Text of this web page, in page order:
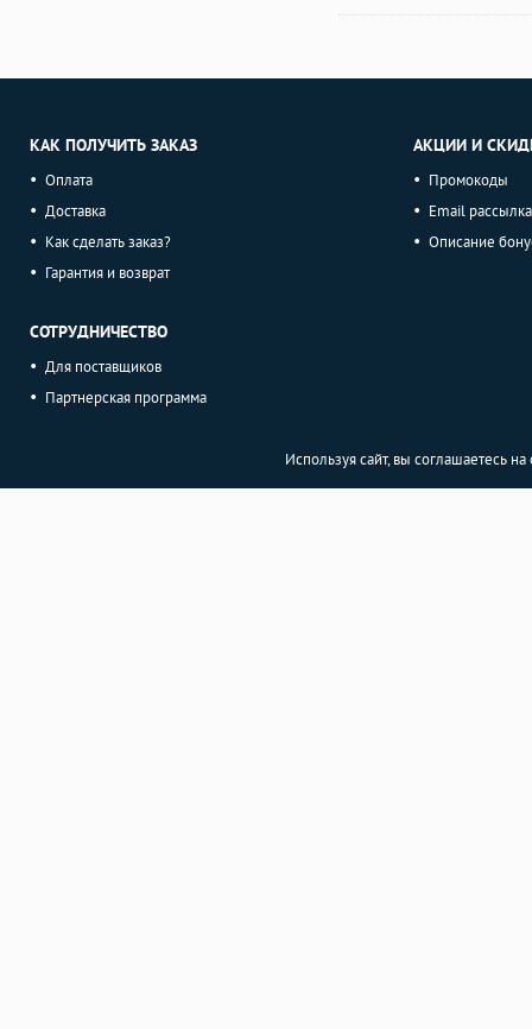
КАК ПОЛУЧИТЬ ЗАКАЗ
Оплата
Доставка
Как сделать заказ?
Гарантия и возврат
СОТРУДНИЧЕСТВО
Для поставщиков
Партнерская программа
АКЦИИ И
Промокоды
Email рассылка
Описание
Используя сайт, вы соглашаетесь